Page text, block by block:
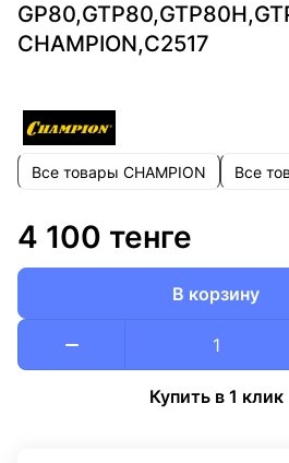
CHAMPION,С2517
Все товары CHAMPION Все
4 100 тенге
В корзину
Купить в 1 клик